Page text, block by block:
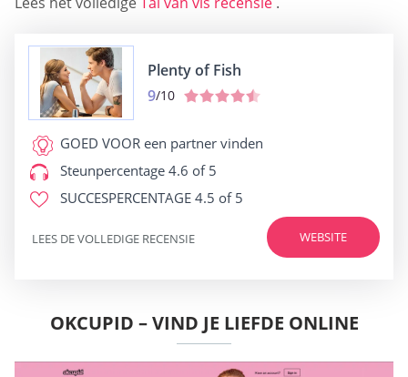
Plenty of Fish
9/10
GOED VOOR een partner vinden
Steunpercentage 4.6 of 5
SUCCESPERCENTAGE 4.5 of 5
WEBSITE
LEES DE VOLLEDIGE RECENSIE
OKCUPID – VIND JE LIEFDE ONLINE